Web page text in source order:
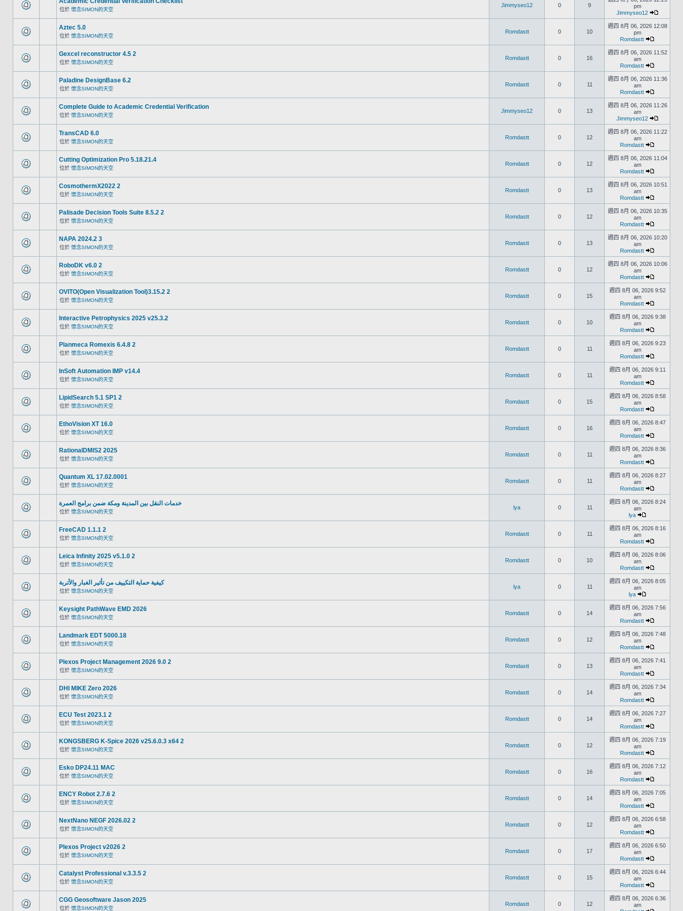
位於 懷念SIMON的天空
Jimmyseo12 0 9
pm
Jimmyseo12
Aztec 5.0
位於 懷念SIMON的天空
Romdastt 0 10
週四 8月 06, 2026 12:08
pm
Romdastt
Gexcel reconstructor 4.5 2
位於 懷念SIMON的天空
Romdastt 0 16
週四 8月 06, 2026 11:52
am
Romdastt
Paladine DesignBase 6.2
位於 懷念SIMON的天空
Romdastt 0 11
週四 8月 06, 2026 11:36
am
Romdastt
Complete Guide to Academic Credential Verification
位於 懷念SIMON的天空
Jimmyseo12 0 13
週四 8月 06, 2026 11:26
am
Jimmyseo12
TransCAD 6.0
位於 懷念SIMON的天空
Romdastt 0 12
週四 8月 06, 2026 11:22
am
Romdastt
Cutting Optimization Pro 5.18.21.4
位於 懷念SIMON的天空
Romdastt 0 12
週四 8月 06, 2026 11:04
am
Romdastt
CosmothermX2022 2
位於 懷念SIMON的天空
Romdastt 0 13
週四 8月 06, 2026 10:51
am
Romdastt
Palisade Decision Tools Suite 8.5.2 2
位於 懷念SIMON的天空
Romdastt 0 12
週四 8月 06, 2026 10:35
am
Romdastt
NAPA 2024.2 3
位於 懷念SIMON的天空
Romdastt 0 13
週四 8月 06, 2026 10:20
am
Romdastt
RoboDK v6.0 2
位於 懷念SIMON的天空
Romdastt 0 12
週四 8月 06, 2026 10:06
am
Romdastt
OVITO(Open Visualization Tool)3.15.2 2
位於 懷念SIMON的天空
Romdastt 0 15
週四 8月 06, 2026 9:52
am
Romdastt
Interactive Petrophysics 2025 v25.3.2
位於 懷念SIMON的天空
Romdastt 0 10
週四 8月 06, 2026 9:38
am
Romdastt
Planmeca Romexis 6.4.8 2
位於 懷念SIMON的天空
Romdastt 0 11
週四 8月 06, 2026 9:23
am
Romdastt
InSoft Automation IMP v14.4
位於 懷念SIMON的天空
Romdastt 0 11
週四 8月 06, 2026 9:11
am
Romdastt
LipidSearch 5.1 SP1 2
位於 懷念SIMON的天空
Romdastt 0 15
週四 8月 06, 2026 8:58
am
Romdastt
EthoVision XT 16.0
位於 懷念SIMON的天空
Romdastt 0 16
週四 8月 06, 2026 8:47
am
Romdastt
RationalDMIS2 2025
位於 懷念SIMON的天空
Romdastt 0 11
週四 8月 06, 2026 8:36
am
Romdastt
Quantum XL 17.02.0001
位於 懷念SIMON的天空
Romdastt 0 11
週四 8月 06, 2026 8:27
am
Romdastt
خدمات النقل بين المدينة ومكة ضمن برامج العمرة
位於 懷念SIMON的天空
lya 0 11
週四 8月 06, 2026 8:24
am
lya
FreeCAD 1.1.1 2
位於 懷念SIMON的天空
Romdastt 0 11
週四 8月 06, 2026 8:16
am
Romdastt
Leica Infinity 2025 v5.1.0 2
位於 懷念SIMON的天空
Romdastt 0 10
週四 8月 06, 2026 8:06
am
Romdastt
كيفية حماية التكييف من تأثير الغبار والأتربة
位於 懷念SIMON的天空
lya 0 11
週四 8月 06, 2026 8:05
am
lya
Keysight PathWave EMD 2026
位於 懷念SIMON的天空
Romdastt 0 14
週四 8月 06, 2026 7:56
am
Romdastt
Landmark EDT 5000.18
位於 懷念SIMON的天空
Romdastt 0 12
週四 8月 06, 2026 7:48
am
Romdastt
Plexos Project Management 2026 9.0 2
位於 懷念SIMON的天空
Romdastt 0 13
週四 8月 06, 2026 7:41
am
Romdastt
DHI MIKE Zero 2026
位於 懷念SIMON的天空
Romdastt 0 14
週四 8月 06, 2026 7:34
am
Romdastt
ECU Test 2023.1 2
位於 懷念SIMON的天空
Romdastt 0 14
週四 8月 06, 2026 7:27
am
Romdastt
KONGSBERG K-Spice 2026 v25.6.0.3 x64 2
位於 懷念SIMON的天空
Romdastt 0 12
週四 8月 06, 2026 7:19
am
Romdastt
Esko DP24.11 MAC
位於 懷念SIMON的天空
Romdastt 0 16
週四 8月 06, 2026 7:12
am
Romdastt
ENCY Robot 2.7.6 2
位於 懷念SIMON的天空
Romdastt 0 14
週四 8月 06, 2026 7:05
am
Romdastt
NextNano NEGF 2026.02 2
位於 懷念SIMON的天空
Romdastt 0 12
週四 8月 06, 2026 6:58
am
Romdastt
Plexos Project v2026 2
位於 懷念SIMON的天空
Romdastt 0 17
週四 8月 06, 2026 6:50
am
Romdastt
Catalyst Professional v.3.3.5 2
位於 懷念SIMON的天空
Romdastt 0 15
週四 8月 06, 2026 6:44
am
Romdastt
CGG Geosoftware Jason 2025
位於 懷念SIMON的天空
Romdastt 0 12
週四 8月 06, 2026 6:36
am